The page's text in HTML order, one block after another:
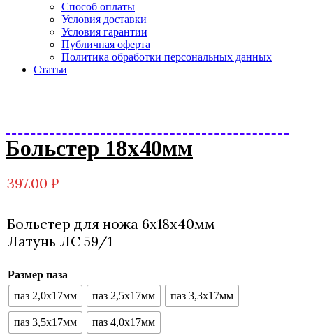
Способ оплаты
Условия доставки
Условия гарантии
Публичная оферта
Политика обработки персональных данных
Статьи
Больстер 18х40мм
397.00 ₽
Больстер для ножа 6х18х40мм
Латунь ЛС 59/1
Размер паза
паз 2,0х17мм
паз 2,5х17мм паз 3,3х17мм
паз 3,5х17мм
паз 4,0х17мм